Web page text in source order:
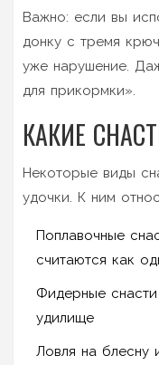
Важно: если вы
донку с тремя
уже нарушение.
для прикормки».
КАКИЕ
Некоторые виды
удочки. К ним
Поплавочные
считаются как
Фидерные
удилище
Ловля на блесну